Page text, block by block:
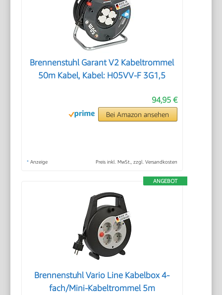
Brennenstuhl Garant V2 Kabeltrommel
50m Kabel, Kabel: H05VV-F 3G1,5
94,95 €
Bei Amazon ansehen
* Anzeige Preis inkl. MwSt., zzgl. Versandkosten
ANGEBOT
Brennenstuhl Vario Line Kabelbox 4-
fach/Mini-Kabeltrommel 5m